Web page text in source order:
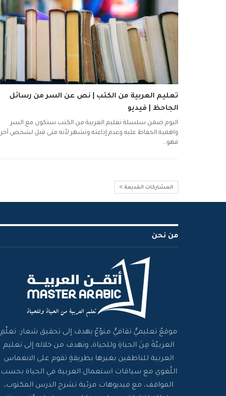
تعليم العربية من الكتب | نص عن السر من رسائل
الجاحظ | فيديو
اليوم ضمن سلسلة تعليم العربية من الكتب سنكون مع السر
واهمية الحفاظ عليه وعدم إذاعته ونشهر لأنه متى قبل لشخص آخر
فهو…
المشاركات القديمة
من نحن
موقعٌ تعليميٌّ ثقافيٌّ منوّعٌ يهدف إلى تحقيق شعار: تعلّمِ
العربيّةَ مِنَ الحياةِ وللحياة، ونهدف من خلاله إلى تعليم
العربية للناطقين بغيرها بطريقةٍ تقوم على الانغماس
اللّغوي مع سياقات استعمال العربية في الحياة بحسب
المواقف، مع فيديوهات مرئية تشرح الدرس المكتوب،